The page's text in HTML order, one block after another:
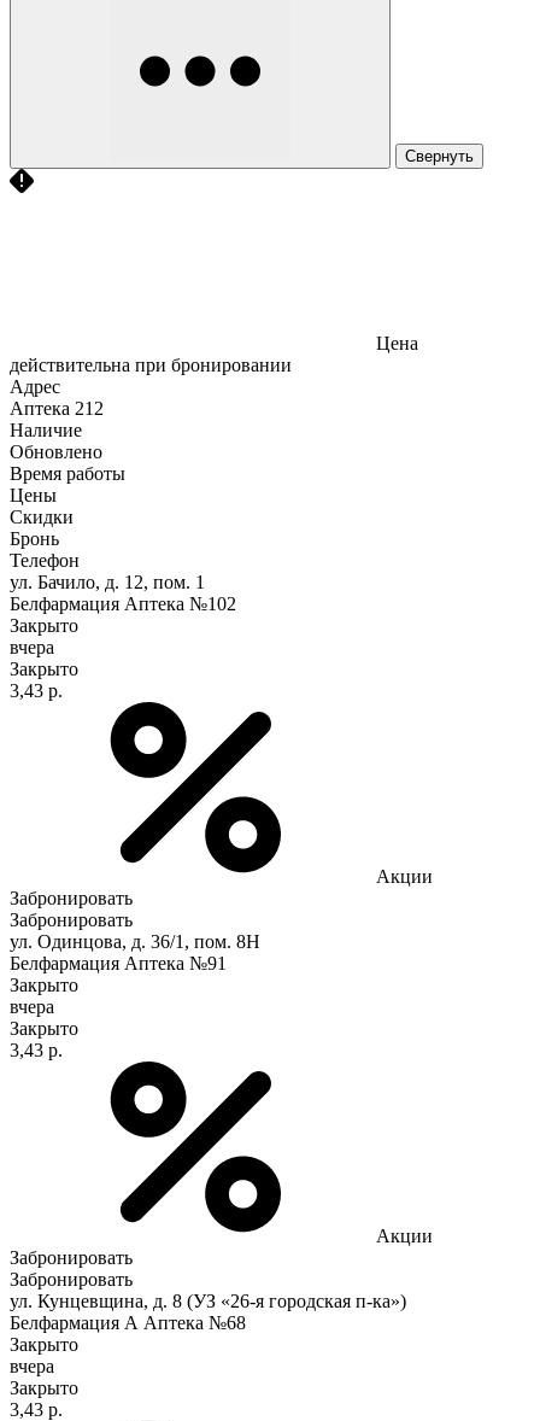
Свернуть
Цена
действительна при бронировании
Адрес
Аптека 212
Наличие
Обновлено
Время работы
Цены
Скидки
Бронь
Телефон
ул. Бачило, д. 12, пом. 1
Белфармация Аптека №102
Закрыто
вчера
Закрыто
3,43 р.
Акции
Забронировать
Забронировать
ул. Одинцова, д. 36/1, пом. 8Н
Белфармация Аптека №91
Закрыто
вчера
Закрыто
3,43 р.
Акции
Забронировать
Забронировать
ул. Кунцевщина, д. 8 (УЗ «26-я городская п-ка»)
Белфармация А Аптека №68
Закрыто
вчера
Закрыто
3,43 р.